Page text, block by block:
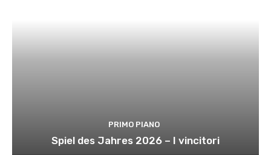
PRIMO PIANO
Spiel des Jahres 2026 – I vincitori